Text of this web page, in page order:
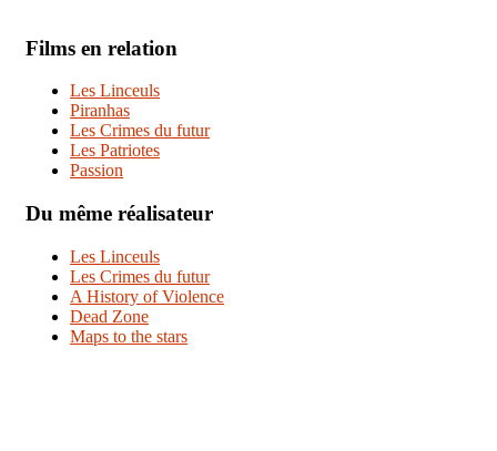
Films en relation
Les Linceuls
Piranhas
Les Crimes du futur
Les Patriotes
Passion
Du même réalisateur
Les Linceuls
Les Crimes du futur
A History of Violence
Dead Zone
Maps to the stars